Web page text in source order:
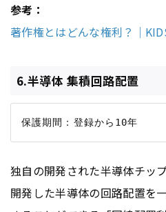
参考：
著作権とはどんな権利？｜
6.半導体 集積回路配置
独自の開発された半導体チッ
開発した半導体の回路配置を